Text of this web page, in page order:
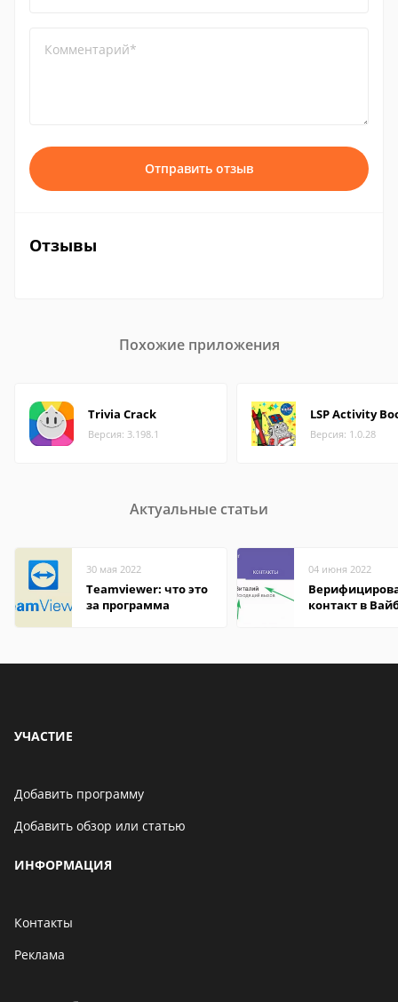
Комментарий*
Отправить отзыв
Отзывы
Похожие приложения
Trivia Crack
Версия: 3.198.1
LSP Activity
Версия: 1.0.28
Актуальные статьи
30 мая 2022
Teamviewer: что это
за программа
04 июня 2022
контакт в
УЧАСТИЕ
Добавить программу
Добавить обзор или статью
ИНФОРМАЦИЯ
Контакты
Реклама